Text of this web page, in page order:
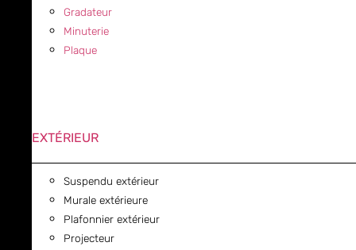
Gradateur
Minuterie
Plaque
EXTÉRIEUR
Suspendu extérieur
Murale extérieure
Plafonnier extérieur
Projecteur